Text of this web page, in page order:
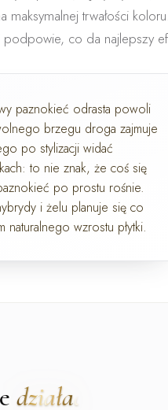
maksymalnej trwałości
podpowie, co da najlepszy
paznokieć odrasta powoli
brzegu droga zajmuje
po stylizacji widać
to nie znak, że coś się
po prostu rośnie.
i żelu planuje się co
naturalnego wzrostu płytki.
działa